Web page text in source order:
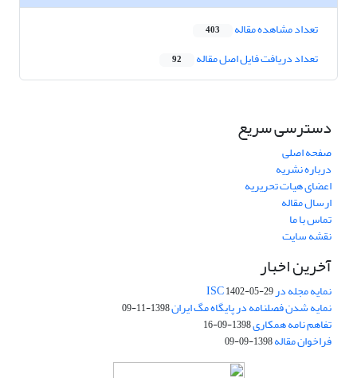
تعداد مشاهده مقاله 403
تعداد دریافت فایل اصل مقاله 92
دسترسی سریع
صفحه اصلی
درباره نشریه
اعضای هیات تحریریه
ارسال مقاله
تماس با ما
نقشه سایت
آخرین اخبار
نمایه مجله در ISC1402-05-29
نمایه شدن فصلنامه در پایگاه مگ ایران1398-11-09
تفاهم نامه همکاری1398-09-16
فراخوان مقاله1398-09-09